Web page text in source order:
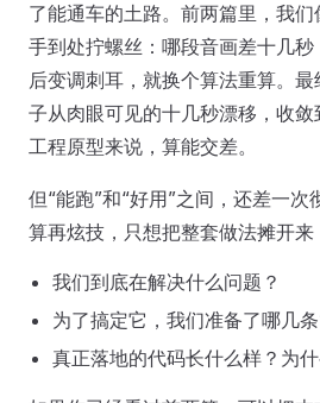
了能通车的土路。前两篇里，我
手到处拧螺丝：哪段音画差十几
后变调刺耳，就换个算法重算。
子从肉眼可见的十几秒漂移，收
工程原型来说，算能交差。
但“能跑”和“好用”之间，还差一
算再炫技，只想把整套做法摊开来
我们到底在解决什么问题？
为了搞定它，我们准备了哪几条
真正落地的代码长什么样？为